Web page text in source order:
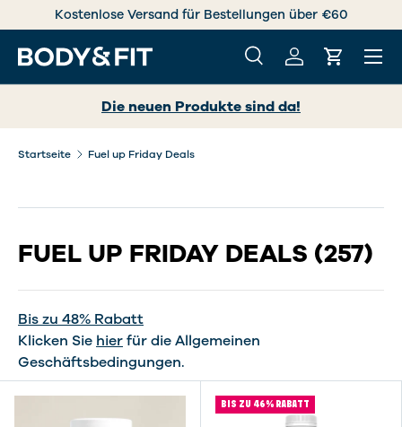
DIREKT ZUM INHALT
Jetzt shoppen, mit Klarna nachträglich bezahlen
Suchen
SucheEinloggen
Menü
Die neuen Produkte sind da!
Startseite Fuel up Friday Deals
FUEL UP FRIDAY DEALS (257)
Bis zu 48% Rabatt
Klicken Sie hierfür die Allgemeinen
Geschäftsbedingungen.
BIS ZU 46% RABATT